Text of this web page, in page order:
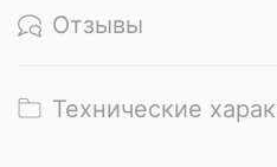
Отзывы
Технические